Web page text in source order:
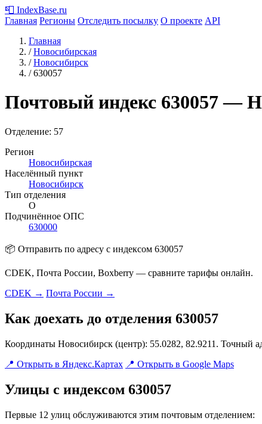
📮 IndexBase.ru
Главная Регионы Отследить посылку О проекте API
Главная
/ Новосибирская
/ Новосибирск
/ 630057
Почтовый индекс 630057 —
Отделение: 57
Регион
Новосибирская
Населённый пункт
Новосибирск
Тип отделения
О
Подчинённое ОПС
630000
📦 Отправить по адресу с индексом 630057
CDEK, Почта России, Boxberry — сравните тарифы онлайн.
CDEK → Почта России →
Как доехать до отделения 630057
Координаты Новосибирск (центр): 55.0282, 82.9211. Точный
📍 Открыть в Яндекс.Картах 📍 Открыть в Google Maps
Улицы с индексом 630057
Первые 12 улиц обслуживаются этим почтовым отделением: